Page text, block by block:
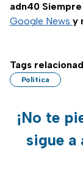
adn40
Google News y
Tags
Política
¡No te
sigue a